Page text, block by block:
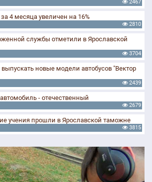
2467
4 месяца увеличен на 16%
2810
службы отметили в Ярославской
3704
новые модели автобусов "Вектор
2439
- отечественный
2679
учения прошли в Ярославской таможне
3815